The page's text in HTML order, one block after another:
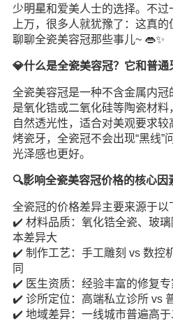
少明星和爱美人士的选择。不
上万，很多人就犹豫了：这真
聊聊全瓷美容冠那些事儿~ 👄✨
💎什么是全瓷美容冠？它和普通
全瓷美容冠是一种不含金属内
是氧化锆或二氧化硅等陶瓷材
自然透光性，适合对美观要求
烤瓷牙，全瓷冠不会出现“黑线”
光泽感也更好。
🔍影响全瓷美容冠价格的核心因
全瓷冠的价格差异主要来源于以
✔️ 材料品质：氧化锆全瓷、玻
本差异大
✔️ 制作工艺：手工雕刻 vs 数控
同
✔️ 医生资质：经验丰富的修复专
✔️ 诊所定位：高端私立诊所 vs
✔️ 地域差异：一线城市普遍高于